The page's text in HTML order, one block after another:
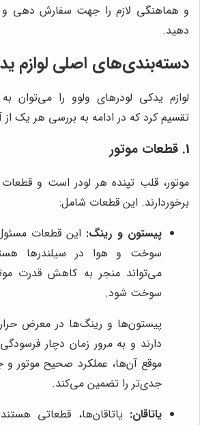
و هماهنگی لازم را جهت سفارش دهی و
دهید.
دسته‌بندی‌های اصلی لوازم
لوازم یدکی لودرهای ولوو را می‌توان
تقسیم کرد که در ادامه به بررسی هر یک از
1. قطعات موتور
موتور، قلب تپنده هر لودر است و
برخوردارند. این قطعات شامل:
پیستون و رینگ: این قطعات
سوخت و هوا در سیلندرها
می‌تواند منجر به کاهش قدرت
سوخت شود.
پیستون‌ها و رینگ‌ها در معرض
دارند و به مرور زمان دچار
موقع آن‌ها، عملکرد صحیح موتور
جدی‌تر را تضمین می‌کند.
یاتاقان: یاتاقان‌ها، قطعاتی